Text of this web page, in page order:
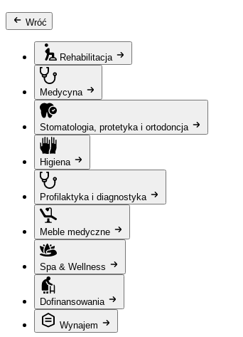
Wróć
Rehabilitacja
Medycyna
Stomatologia, protetyka i ortodoncja
Higiena
Profilaktyka i diagnostyka
Meble medyczne
Spa & Wellness
Dofinansowania
Wynajem